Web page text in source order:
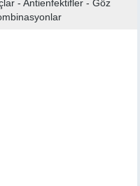
- Antienfektifler - Göz